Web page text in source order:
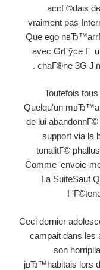
accГ©dais
vraiment pas
Que ego
avec GrГўce Г
chaГ®ne 3G
Toutefois
Quelqu'un mвЂ™a
de lui
support via la
tonalitГ©
Comme 'envoie-
La SuiteSauf
Ceci dernier
campait dans les
son
jвЂ™habitais lors